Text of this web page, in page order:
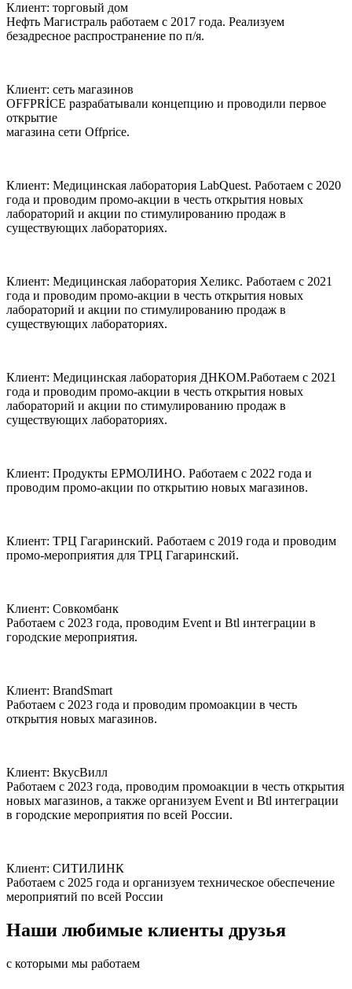
Клиент: торговый дом
Нефть Магистраль работаем с 2017 года. Реализуем
безадресное распространение по п/я.
Клиент: сеть магазинов
OFFPRİCE разрабатывали концепцию и проводили первое
открытие
магазина сети Offprice.
Клиент: Медицинская лаборатория LabQuest. Работаем с 2020
года и проводим промо-акции в честь открытия новых
лабораторий и акции по стимулированию продаж в
существующих лабораториях.
Клиент: Медицинская лаборатория Хеликс. Работаем с 2021
года и проводим промо-акции в честь открытия новых
лабораторий и акции по стимулированию продаж в
существующих лабораториях.
Клиент: Медицинская лаборатория ДНКОМ.Работаем с 2021
года и проводим промо-акции в честь открытия новых
лабораторий и акции по стимулированию продаж в
существующих лабораториях.
Клиент: Продукты ЕРМОЛИНО. Работаем с 2022 года и
проводим промо-акции по открытию новых магазинов.
Клиент: ТРЦ Гагаринский. Работаем с 2019 года и проводим
промо-мероприятия для ТРЦ Гагаринский.
Клиент: Совкомбанк
Работаем с 2023 года, проводим Event и Btl интеграции в
городские мероприятия.
Клиент: BrandSmart
Работаем с 2023 года и проводим промоакции в честь
открытия новых магазинов.
Клиент: ВкусВилл
Работаем с 2023 года, проводим промоакции в честь открытия
новых магазинов, а также организуем Event и Btl интеграции
в городские мероприятия по всей России.
Клиент: СИТИЛИНК
Работаем с 2025 года и организуем техническое обеспечение
мероприятий по всей России
Наши любимые клиенты друзья
с которыми мы работаем